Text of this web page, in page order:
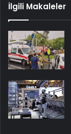
İlgili Makaleler